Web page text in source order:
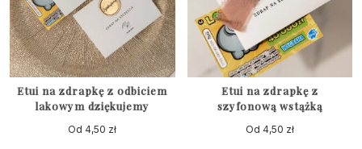
Etui na zdrapkę z odbiciem
lakowym dziękujemy
Od4,50 zł
Etui na zdrapkę z
szyfonową wstążką
Od 4,50 zł